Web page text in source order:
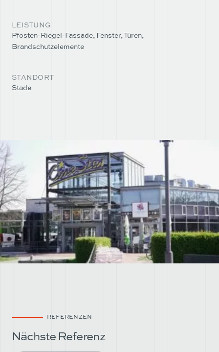
LEISTUNG
Pfosten-Riegel-Fassade, Fenster, Türen,
Brandschutzelemente
STANDORT
Stade
REFERENZEN
Nächste Referenz